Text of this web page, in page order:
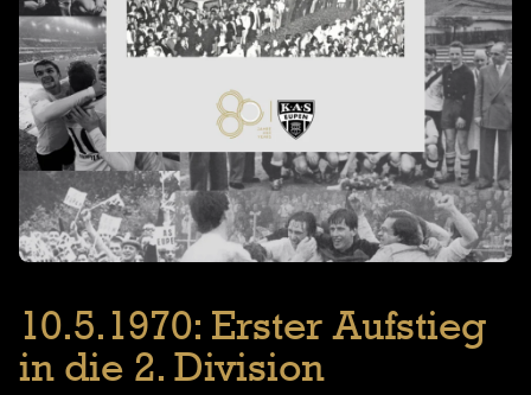
10.5.1970: Erster Aufstieg
in die 2. Division